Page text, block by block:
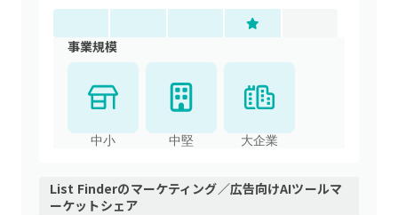
事業規模
中小 中堅 大企業
List Finderのマーケティング／広告向けAIツールマ
ーケットシェア